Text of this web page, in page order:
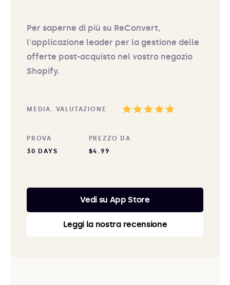
Per saperne di più su ReConvert,
l'applicazione leader per la gestione delle
offerte post-acquisto nel vostro negozio
Shopify.
MEDIA. VALUTAZIONE
PROVA
30 DAYS
PREZZO DA
$4.99
Vedi su App Store
Leggi la nostra recensione